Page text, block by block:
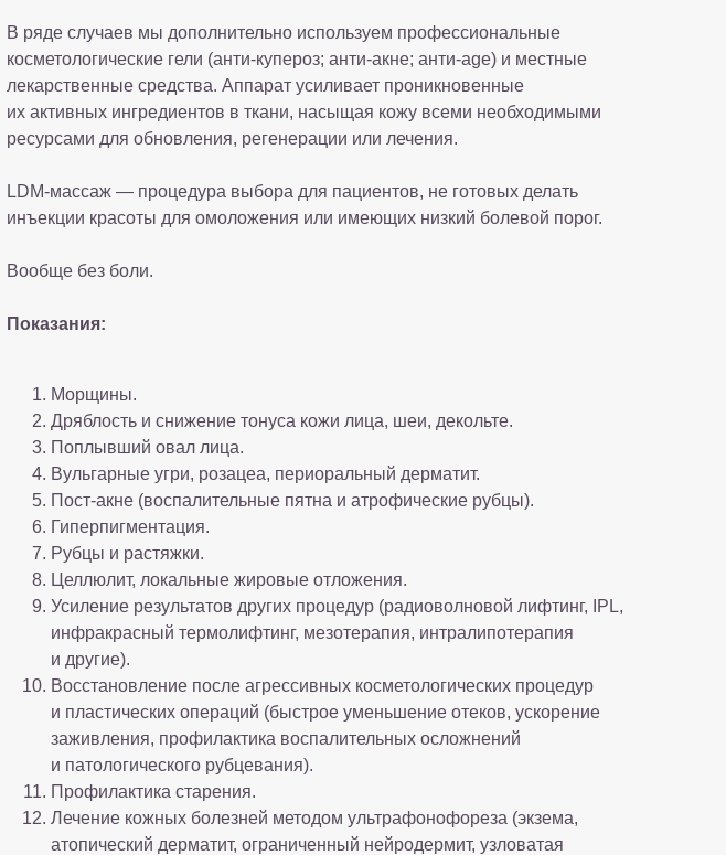
В ряде случаев мы дополнительно используем профессиональные
косметологические гели (анти-купероз; анти-акне; анти-age) и местные
лекарственные средства. Аппарат усиливает проникновенные
их активных ингредиентов в ткани, насыщая кожу всеми необходимыми
ресурсами для обновления, регенерации или лечения.
LDM-массаж — процедура выбора для пациентов, не готовых делать
инъекции красоты для омоложения или имеющих низкий болевой порог.
Вообще без боли.
Показания:
Морщины.
Дряблость и снижение тонуса кожи лица, шеи, декольте.
Поплывший овал лица.
Вульгарные угри, розацеа, периоральный дерматит.
Пост-акне (воспалительные пятна и атрофические рубцы).
Гиперпигментация.
Рубцы и растяжки.
Целлюлит, локальные жировые отложения.
Усиление результатов других процедур (радиоволновой лифтинг, IPL,
инфракрасный термолифтинг, мезотерапия, интралипотерапия
и другие).
Восстановление после агрессивных косметологических процедур
и пластических операций (быстрое уменьшение отеков, ускорение
заживления, профилактика воспалительных осложнений
и патологического рубцевания).
Профилактика старения.
Лечение кожных болезней методом ультрафонофореза (экзема,
атопический дерматит, ограниченный нейродермит, узловатая